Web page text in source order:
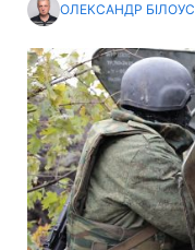
ОЛЕКСАНДР БІЛОУС